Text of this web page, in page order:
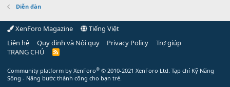
Diễn đàn
XenForo Magazine
Tiếng Việt
Liên hệ
Quy định và Nội quy Privacy Policy
Trợ giúp
TRANG CHỦ
R
Community platform by XenForo® © 2010-2021 XenForo Ltd. Tạp chí Kỹ Năng
Sống - Nâng bước thành công cho bạn trẻ.